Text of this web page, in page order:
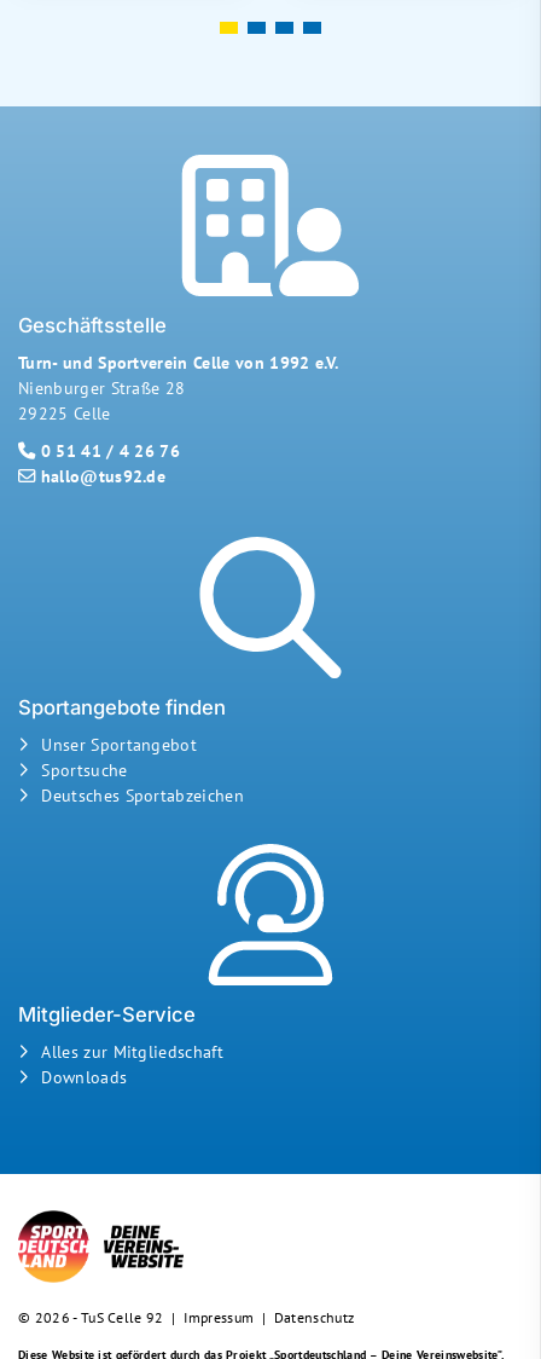
Geschäftsstelle
Turn- und Sportverein Celle von 1992 e.V.
Nienburger Straße 28
29225 Celle
0 51 41 / 4 26 76
hallo@tus92.de
Sportangebote finden
Unser Sportangebot
Sportsuche
Deutsches Sportabzeichen
Mitglieder-Service
Alles zur Mitgliedschaft
Downloads
© 2026 - TuS Celle 92 | Impressum | Datenschutz
Diese Website ist gefördert durch das Projekt„Sportdeutschland – Deine Vereinswebsite”,